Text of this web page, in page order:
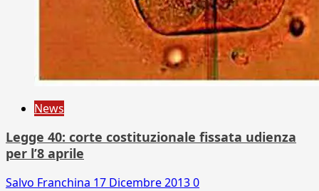
News
Legge 40: corte costituzionale fissata udienza
per l’8 aprile
Salvo Franchina 17 Dicembre 20130